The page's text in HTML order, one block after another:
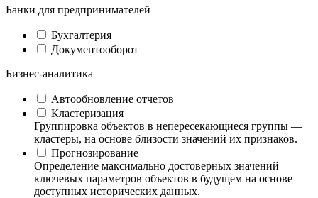
Банки для предпринимателей
Бухгалтерия
Документооборот
Бизнес-аналитика
Автообновление отчетов
Кластеризация
Группировка объектов в непересекающиеся группы —
кластеры, на основе близости значений их признаков.
Прогнозирование
Определение максимально достоверных значений
ключевых параметров объектов в будущем на основе
доступных исторических данных.